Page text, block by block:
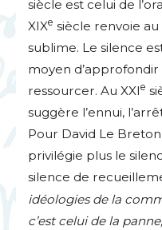
siècle est celui de
XIXe siècle renvoie
sublime. Le silence
moyen
ressourcer. Au XXIe
suggère l’ennui,
Pour David Le Breton
privilégie plus le
silence de
idéologies de la
c’est celui de la